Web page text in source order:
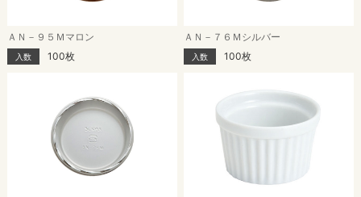
ＡＮ－９５Ｍマロン
入数 100枚
ＡＮ－７６Ｍシルバー
入数 100枚